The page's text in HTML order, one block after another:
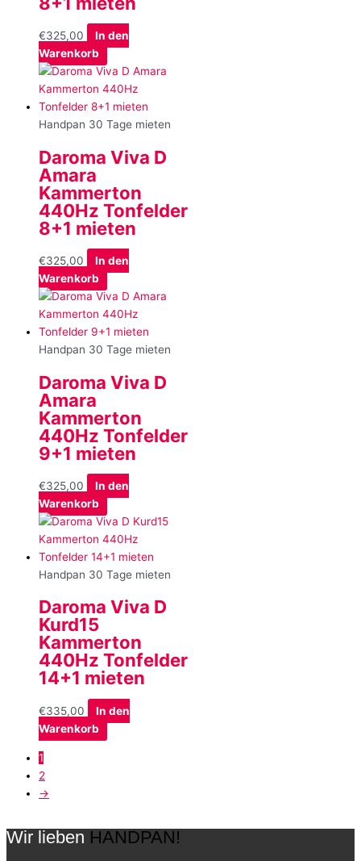
€325,00
In den
Warenkorb
Handpan 30 Tage mieten
Daroma Viva D
Amara
Kammerton
440Hz Tonfelder
8+1 mieten
€325,00
In den
Warenkorb
Handpan 30 Tage mieten
Daroma Viva D
Amara
Kammerton
440Hz Tonfelder
9+1 mieten
€325,00
In den
Warenkorb
Handpan 30 Tage mieten
Daroma Viva D
Kurd15
Kammerton
440Hz Tonfelder
14+1 mieten
€335,00
In den
Warenkorb
1
2
→
Wir lieben HANDPAN!